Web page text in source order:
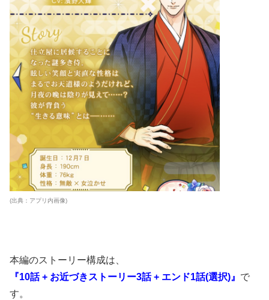
(出典：アプリ内画像)
本編のストーリー構成は、
『10話 + お近づきストーリー3話 + エンド1話(選択)』 で
す。